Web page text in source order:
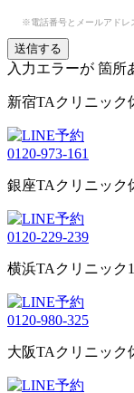
※電話番号とメールアドレ
入力エラーが 箇所
新宿TAクリニック
0120-973-161
銀座TAクリニック
0120-229-239
横浜TAクリニック
0120-980-325
大阪TAクリニック